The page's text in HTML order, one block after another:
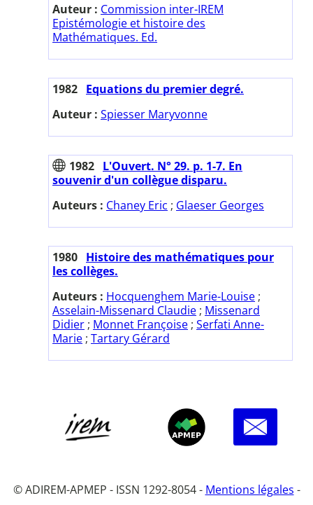
Auteur : Commission inter-IREM
Epistémologie et histoire des
Mathématiques. Ed.
1982 Equations du premier degré.
Auteur : Spiesser Maryvonne
1982 L'Ouvert. N° 29. p. 1-7. En
souvenir d'un collègue disparu.
Auteurs : Chaney Eric ; Glaeser Georges
1980 Histoire des mathématiques pour
les collèges.
Auteurs : Hocquenghem Marie-Louise ;
Asselain-Missenard Claudie ; Missenard
Didier ; Monnet Françoise ; Serfati Anne-
Marie ; Tartary Gérard
© ADIREM-APMEP - ISSN 1292-8054 - Mentions légales -